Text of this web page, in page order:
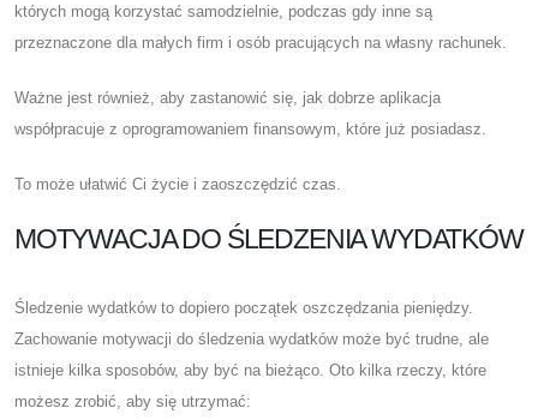
których mogą korzystać samodzielnie, podczas gdy inne są
przeznaczone dla małych firm i osób pracujących na własny rachunek.
Ważne jest również, aby zastanowić się, jak dobrze aplikacja
współpracuje z oprogramowaniem finansowym, które już posiadasz.
To może ułatwić Ci życie i zaoszczędzić czas.
MOTYWACJA DO ŚLEDZENIA WYDATKÓW
Śledzenie wydatków to dopiero początek oszczędzania pieniędzy.
Zachowanie motywacji do śledzenia wydatków może być trudne, ale
istnieje kilka sposobów, aby być na bieżąco. Oto kilka rzeczy, które
możesz zrobić, aby się utrzymać: